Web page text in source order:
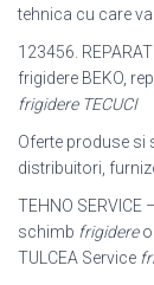
tehnica cu care va
123456.
frigidere BEKO,
frigidere TECUCI
Oferte produse si
distribuitori,
TEHNO SERVICE
schimb frigidere
TULCEA Service